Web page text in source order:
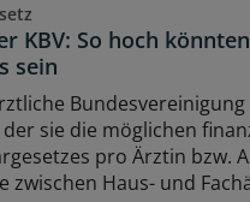
KBV: So hoch
sein
sie die möglichen
pro Ärztin bzw.
zwischen Haus- und